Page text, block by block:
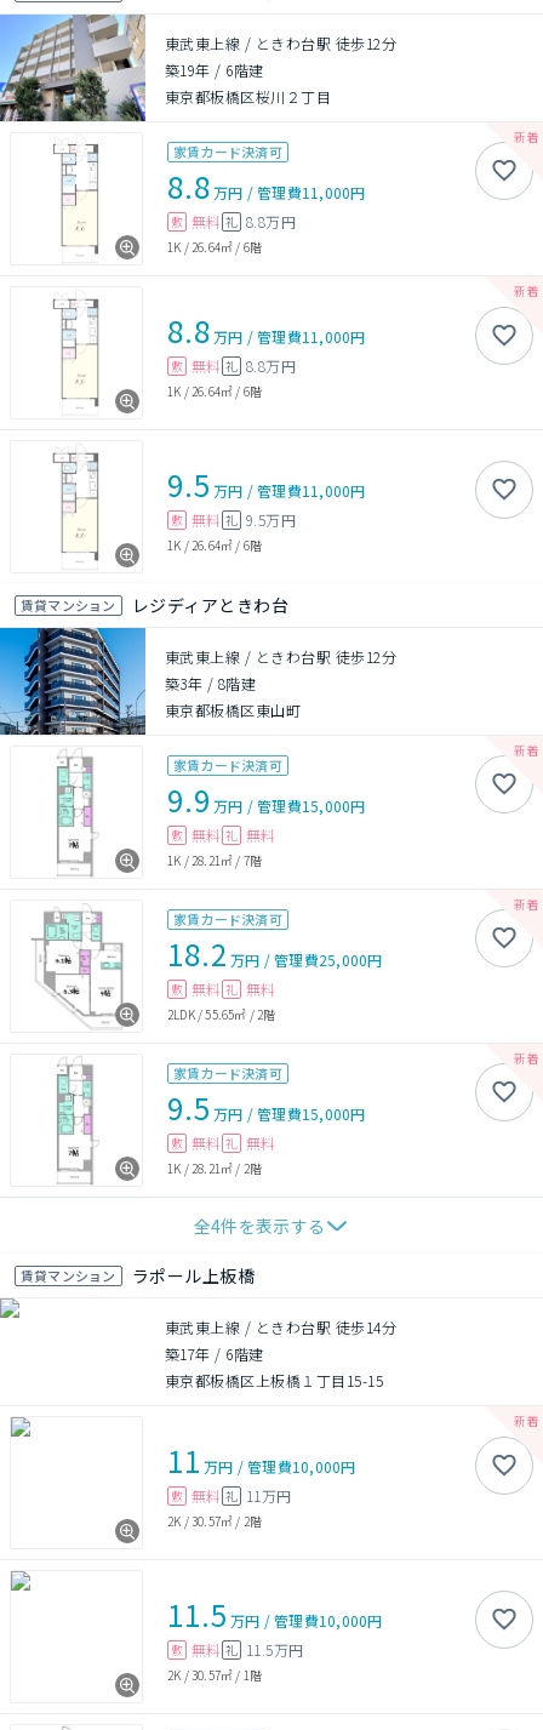
東武東上線 / ときわ台駅 徒歩12分
築19年 / 6階建
東京都板橋区桜川２丁目
家賃カード決済可
8.8万円 /管理費11,000円
敷 無料 礼 8.8万円
1K /26.64㎡ / 6階
8.8万円 /管理費11,000円
敷 無料 礼 8.8万円
1K / 26.64㎡ / 6階
9.5 万円 /管理費11,000円
敷 無料 礼 9.5万円
1K / 26.64㎡ / 6階
賃貸マンション レジディアときわ台
東武東上線 / ときわ台駅 徒歩12分
築3年 / 8階建
東京都板橋区東山町
家賃カード決済可
9.9 万円 /管理費15,000円
敷 無料 礼 無料
1K /28.21㎡ / 7階
家賃カード決済可
18.2 万円 /管理費25,000円
敷 無料 礼 無料
2LDK/55.65㎡ /2階
家賃カード決済可
9.5 万円 /管理費15,000円
敷 無料 礼 無料
1K /28.21㎡ / 2階
全4件を表示する
賃貸マンション ラポール上板橋
東武東上線 / ときわ台駅 徒歩14分
築17年 / 6階建
東京都板橋区上板橋１丁目15-15
11 万円 /管理費10,000円
敷 無料 礼 11万円
2K /30.57㎡ / 2階
11.5 万円 /管理費10,000円
敷 無料 礼 11.5万円
2K /30.57㎡ / 1階